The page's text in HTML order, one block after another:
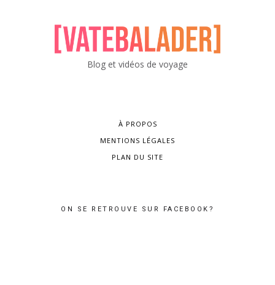
Blog et vidéos de voyage
À PROPOS
MENTIONS LÉGALES
PLAN DU SITE
ON SE RETROUVE SUR FACEBOOK?